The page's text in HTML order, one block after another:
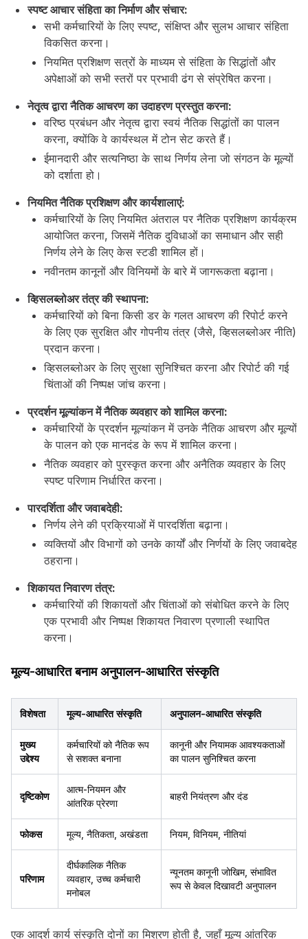
स्पष्ट आचार संहिता का निर्माण और संचार:
सभी कर्मचारियों के लिए स्पष्ट, संक्षिप्त और सुलभ आचार संहिता
विकसित करना।
नियमित प्रशिक्षण सत्रों के माध्यम से संहिता के सिद्धांतों और
अपेक्षाओं को सभी स्तरों पर प्रभावी ढंग से संप्रेषित करना।
नेतृत्व द्वारा नैतिक आचरण का उदाहरण प्रस्तुत करना:
वरिष्ठ प्रबंधन और नेतृत्व द्वारा स्वयं नैतिक सिद्धांतों का पालन
करना, क्योंकि वे कार्यस्थल में टोन सेट करते हैं।
ईमानदारी और सत्यनिष्ठा के साथ निर्णय लेना जो संगठन के मूल्यों
को दर्शाता हो।
नियमित नैतिक प्रशिक्षण और कार्यशालाएं:
कर्मचारियों के लिए नियमित अंतराल पर नैतिक प्रशिक्षण कार्यक्रम
आयोजित करना, जिसमें नैतिक दुविधाओं का समाधान और सही
निर्णय लेने के लिए केस स्टडी शामिल हों।
नवीनतम कानूनों और विनियमों के बारे में जागरूकता बढ़ाना।
व्हिसलब्लोअर तंत्र की स्थापना:
कर्मचारियों को बिना किसी डर के गलत आचरण की रिपोर्ट करने
के लिए एक सुरक्षित और गोपनीय तंत्र (जैसे, व्हिसलब्लोअर नीति)
प्रदान करना।
व्हिसलब्लोअर के लिए सुरक्षा सुनिश्चित करना और रिपोर्ट की गई
चिंताओं की निष्पक्ष जांच करना।
प्रदर्शन मूल्यांकन में नैतिक व्यवहार को शामिल करना:
कर्मचारियों के प्रदर्शन मूल्यांकन में उनके नैतिक आचरण और मूल्यों
के पालन को एक मानदंड के रूप में शामिल करना।
नैतिक व्यवहार को पुरस्कृत करना और अनैतिक व्यवहार के लिए
स्पष्ट परिणाम निर्धारित करना।
पारदर्शिता और जवाबदेही:
निर्णय लेने की प्रक्रियाओं में पारदर्शिता बढ़ाना।
व्यक्तियों और विभागों को उनके कार्यों और निर्णयों के लिए जवाबदेह
ठहराना।
शिकायत निवारण तंत्र:
कर्मचारियों की शिकायतों और चिंताओं को संबोधित करने के लिए
एक प्रभावी और निष्पक्ष शिकायत निवारण प्रणाली स्थापित
करना।
मूल्य-आधारित बनाम अनुपालन-आधारित संस्कृति
विशेषता मूल्य-आधारित संस्कृति अनुपालन-आधारित संस्कृति
मुख्य
उद्देश्य
कर्मचारियों को नैतिक रूप
से सशक्त बनाना
कानूनी और नियामक आवश्यकताओं
का पालन सुनिश्चित करना
दृष्टिकोण
आत्म-नियमन और
आंतरिक प्रेरणा
बाहरी नियंत्रण और दंड
फोकस मूल्य, नैतिकता, अखंडता नियम, विनियम, नीतियां
परिणाम
दीर्घकालिक नैतिक
व्यवहार, उच्च कर्मचारी
मनोबल
न्यूनतम कानूनी जोखिम, संभावित
रूप से केवल दिखावटी अनुपालन
एक आदर्श कार्य संस्कृति दोनों का मिश्रण होती है, जहाँ मूल्य आंतरिक